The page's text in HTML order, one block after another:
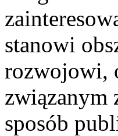
stanowi
rozwojowi,
związanym
sposób